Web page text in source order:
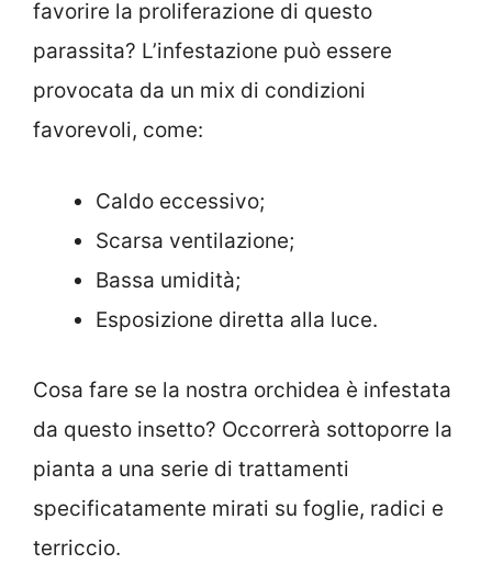
favorire la proliferazione di questo
parassita? L’infestazione può essere
provocata da un mix di condizioni
favorevoli, come:
Caldo eccessivo;
Scarsa ventilazione;
Bassa umidità;
Esposizione diretta alla luce.
Cosa fare se la nostra orchidea è infestata
da questo insetto? Occorrerà sottoporre la
pianta a una serie di trattamenti
specificatamente mirati su foglie, radici e
terriccio.